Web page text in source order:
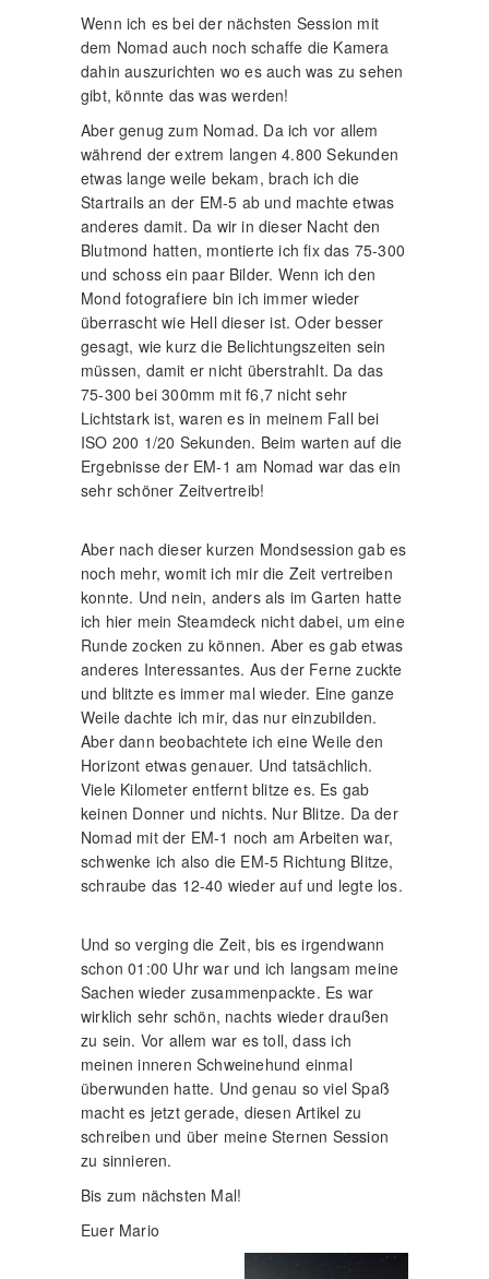
Wenn ich es bei der nächsten Session mit
dem Nomad auch noch schaffe die Kamera
dahin auszurichten wo es auch was zu sehen
gibt, könnte das was werden!
Aber genug zum Nomad. Da ich vor allem
während der extrem langen 4.800 Sekunden
etwas lange weile bekam, brach ich die
Startrails an der EM-5 ab und machte etwas
anderes damit. Da wir in dieser Nacht den
Blutmond hatten, montierte ich fix das 75-300
und schoss ein paar Bilder. Wenn ich den
Mond fotografiere bin ich immer wieder
überrascht wie Hell dieser ist. Oder besser
gesagt, wie kurz die Belichtungszeiten sein
müssen, damit er nicht überstrahlt. Da das
75-300 bei 300mm mit f6,7 nicht sehr
Lichtstark ist, waren es in meinem Fall bei
ISO 200 1/20 Sekunden. Beim warten auf die
Ergebnisse der EM-1 am Nomad war das ein
sehr schöner Zeitvertreib!
Aber nach dieser kurzen Mondsession gab es
noch mehr, womit ich mir die Zeit vertreiben
konnte. Und nein, anders als im Garten hatte
ich hier mein Steamdeck nicht dabei, um eine
Runde zocken zu können. Aber es gab etwas
anderes Interessantes. Aus der Ferne zuckte
und blitzte es immer mal wieder. Eine ganze
Weile dachte ich mir, das nur einzubilden.
Aber dann beobachtete ich eine Weile den
Horizont etwas genauer. Und tatsächlich.
Viele Kilometer entfernt blitze es. Es gab
keinen Donner und nichts. Nur Blitze. Da der
Nomad mit der EM-1 noch am Arbeiten war,
schwenke ich also die EM-5 Richtung Blitze,
schraube das 12-40 wieder auf und legte los.
Und so verging die Zeit, bis es irgendwann
schon 01:00 Uhr war und ich langsam meine
Sachen wieder zusammenpackte. Es war
wirklich sehr schön, nachts wieder draußen
zu sein. Vor allem war es toll, dass ich
meinen inneren Schweinehund einmal
überwunden hatte. Und genau so viel Spaß
macht es jetzt gerade, diesen Artikel zu
schreiben und über meine Sternen Session
zu sinnieren.
Bis zum nächsten Mal!
Euer Mario